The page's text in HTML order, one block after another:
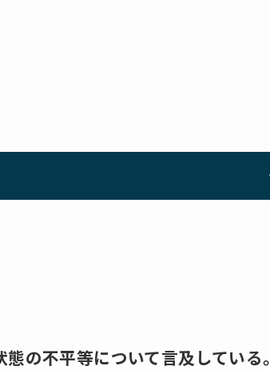
の不平等について言及している。